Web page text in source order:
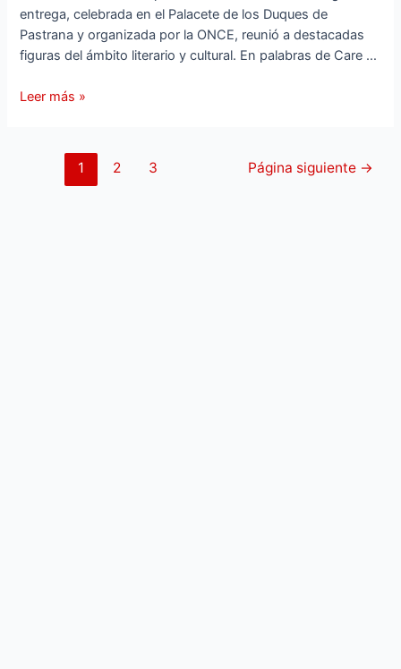
entrega, celebrada en el Palacete de los Duques de
Pastrana y organizada por la ONCE, reunió a destacadas
figuras del ámbito literario y cultural. En palabras de Care …
Leer más »
1 2 3 Página siguiente →